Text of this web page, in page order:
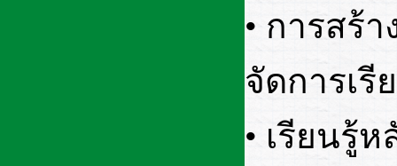
• การสร้
จัดการเรี
• เรียนรู้